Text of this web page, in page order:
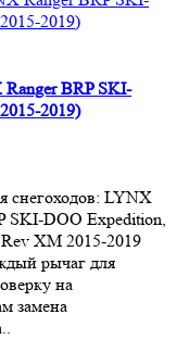
BRP SKI-
2019)
снегоходов: LYNX
SKI-DOO Expedition,
XM 2015-2019
рычаг для
на
замена